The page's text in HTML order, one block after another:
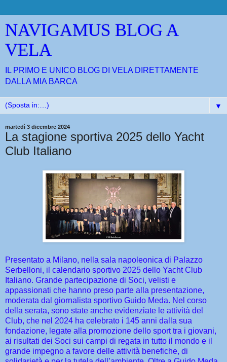
NAVIGAMUS BLOG A
VELA
IL PRIMO E UNICO BLOG DI VELA DIRETTAMENTE
DALLA MIA BARCA
▼
martedì 3 dicembre 2024
La stagione sportiva 2025 dello Yacht
Club Italiano
Presentato a Milano, nella sala napoleonica di Palazzo
Serbelloni, il calendario sportivo 2025 dello Yacht Club
Italiano. Grande partecipazione di Soci, velisti e
appassionati che hanno preso parte alla presentazione,
moderata dal giornalista sportivo Guido Meda. Nel corso
della serata, sono state anche evidenziate le attività del
Club, che nel 2024 ha celebrato i 145 anni dalla sua
fondazione, legate alla promozione dello sport tra i giovani,
ai risultati dei Soci sui campi di regata in tutto il mondo e il
grande impegno a favore delle attività benefiche, di